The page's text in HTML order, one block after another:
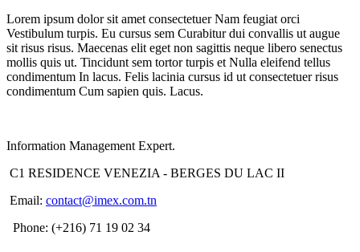
Lorem ipsum dolor sit amet consectetuer Nam feugiat orci
Vestibulum turpis. Eu cursus sem Curabitur dui convallis ut augue
sit risus risus. Maecenas elit eget non sagittis neque libero senectus
mollis quis ut. Tincidunt sem tortor turpis et Nulla eleifend tellus
condimentum In lacus. Felis lacinia cursus id ut consectetuer risus
condimentum Cum sapien quis. Lacus.
Information Management Expert.
C1 RESIDENCE VENEZIA - BERGES DU LAC II
Email: contact@imex.com.tn
Phone: (+216) 71 19 02 34